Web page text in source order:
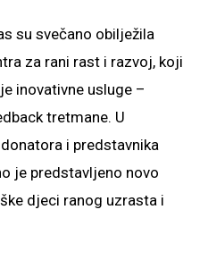
su svečano obilježila
za rani rast i razvoj, koji
inovativne usluge –
tretmane. U
i predstavnika
je predstavljeno novo
djeci ranog uzrasta i